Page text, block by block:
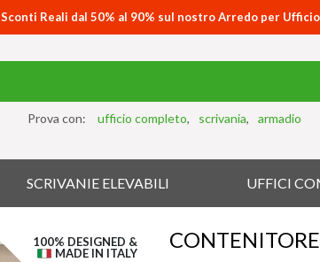
Sconti Reali dal 50% al 90% sul nostro Arredo per
Prova con: ufficio completo scrivania armadio
SCRIVANIE ELEVABILI UFFICI
100% DESIGNED &
MADE IN ITALY